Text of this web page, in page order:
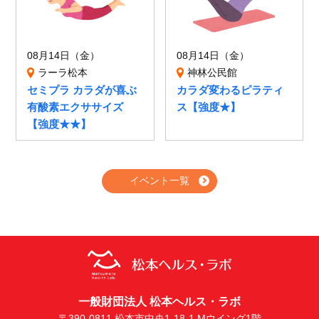
08月14日（金）
ラーラ松本
セミプラ カラダが喜ぶ
有酸素エクササイズ
【強度★★】
08月14日（金）
神林公民館
カラダ変わるピラティ
ス【強度★】
イベント一覧
一般財団法人 松本ヘルス・ラボ